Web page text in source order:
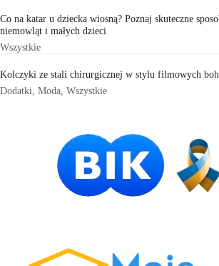
Co na katar u dziecka wiosną? Poznaj skuteczne
niemowląt i małych dzieci
Wszystkie
Kolczyki ze stali chirurgicznej w stylu filmowych
Dodatki Moda Wszystkie